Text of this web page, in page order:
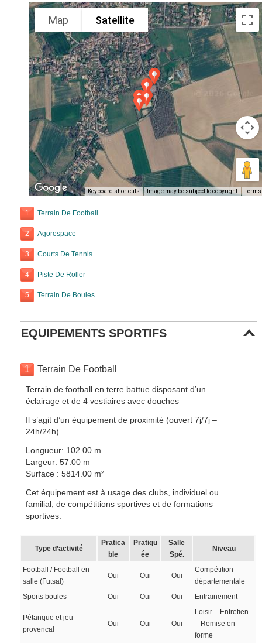
Map Satellite
Keyboard shortcuts Image may be subject to copyright Terms
1 Terrain De Football
2 Agorespace
3 Courts De Tennis
4 Piste De Roller
5 Terrain De Boules
EQUIPEMENTS SPORTIFS
1 Terrain De Football
Terrain de football en terre battue disposant d’un
éclairage et de 4 vestiaires avec douches
Il s’agit d’un équipement de proximité (ouvert 7j/7j –
24h/24h).
Longueur: 102.00 m
Largeur: 57.00 m
Surface : 5814.00 m²
Cet équipement est à usage des clubs, individuel ou
familial, de compétitions sportives et de formations
sportives.
Type d’activité
Pratica
ble
Pratiqu
ée
Salle
Spé.
Niveau
Football / Football en
salle (Futsal)
Oui Oui Oui
Compétition
départementale
Sports boules
Oui Oui Oui Entrainement
Pétanque et jeu
provencal
Oui Oui Oui
Loisir – Entretien
– Remise en
forme